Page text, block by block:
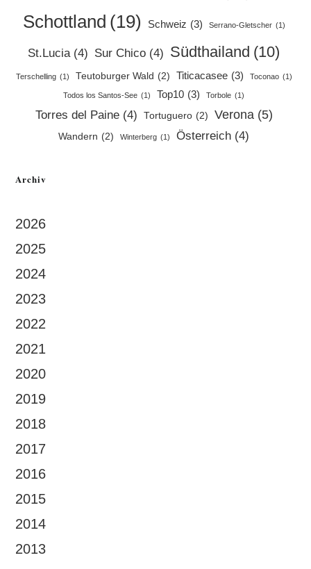
Schottland (19) Schweiz (3) Serrano-Gletscher (1)
St.Lucia (4) Sur Chico (4) Südthailand (10)
Terschelling (1) Teutoburger Wald (2) Titicacasee (3) Toconao (1)
Todos los Santos-See (1) Top10 (3) Torbole (1)
Torres del Paine (4) Tortuguero (2) Verona (5)
Wandern (2) Winterberg (1) Österreich (4)
Archiv
2026
2025
2024
2023
2022
2021
2020
2019
2018
2017
2016
2015
2014
2013